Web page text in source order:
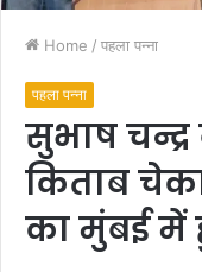
Home / पहला पन्ना
पहला पन्ना
सुभाष
किताब
का मुंबई में